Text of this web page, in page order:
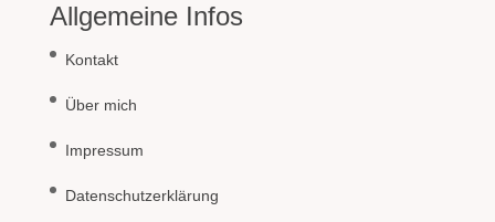
Allgemeine Infos
Kontakt
Über mich
Impressum
Datenschutzerklärung